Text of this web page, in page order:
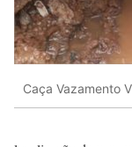
Caça Vazamento